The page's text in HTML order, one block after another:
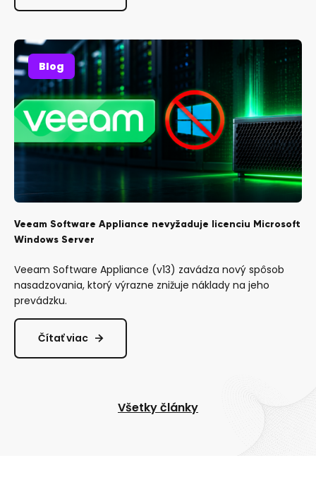
Blog
Veeam Software Appliance nevyžaduje licenciu Microsoft
Windows Server
Veeam Software Appliance (v13) zavádza nový spôsob
nasadzovania, ktorý výrazne znižuje náklady na jeho
prevádzku.
Čítať viac
Všetky články